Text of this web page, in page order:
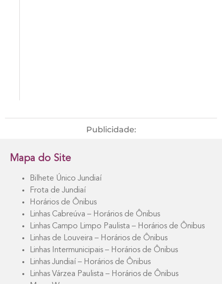
Publicidade:
Mapa do Site
Bilhete Único Jundiaí
Frota de Jundiaí
Horários de Ônibus
Linhas Cabreúva – Horários de Ônibus
Linhas Campo Limpo Paulista – Horários de Ônibus
Linhas de Louveira – Horários de Ônibus
Linhas Intermunicipais – Horários de Ônibus
Linhas Jundiaí – Horários de Ônibus
Linhas Várzea Paulista – Horários de Ônibus